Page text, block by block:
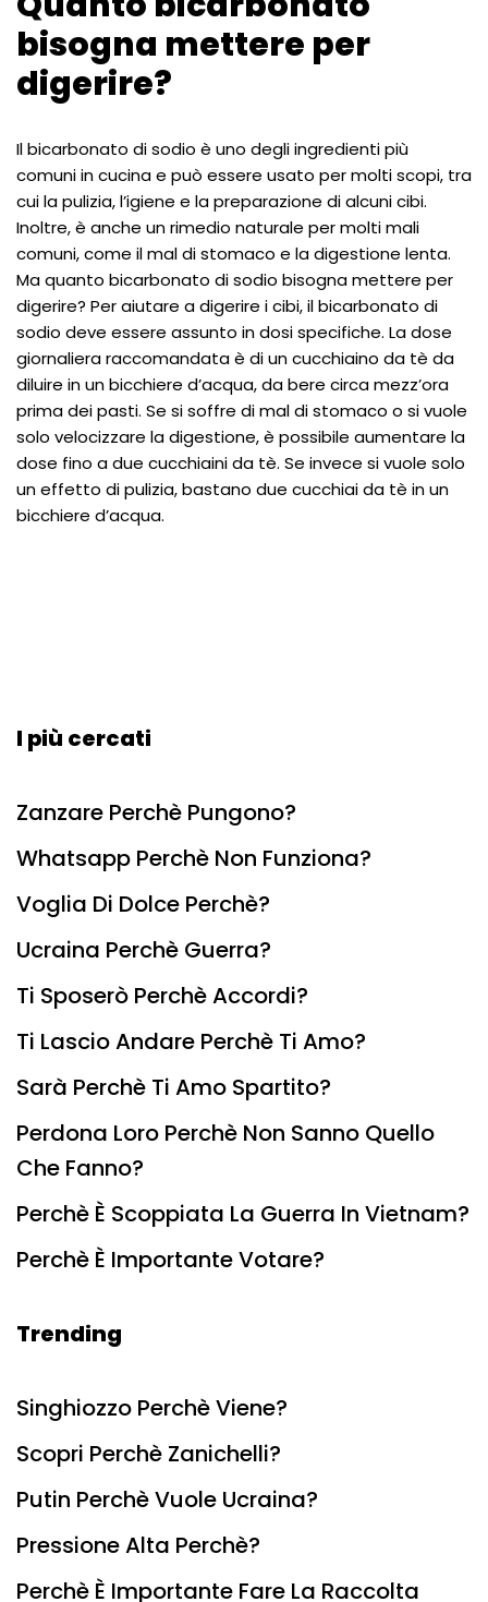
bisogna mettere per
digerire?
Il bicarbonato di sodio è uno degli ingredienti più
comuni in cucina e può essere usato per molti scopi, tra
cui la pulizia, l’igiene e la preparazione di alcuni cibi.
Inoltre, è anche un rimedio naturale per molti mali
comuni, come il mal di stomaco e la digestione lenta.
Ma quanto bicarbonato di sodio bisogna mettere per
digerire? Per aiutare a digerire i cibi, il bicarbonato di
sodio deve essere assunto in dosi specifiche. La dose
giornaliera raccomandata è di un cucchiaino da tè da
diluire in un bicchiere d’acqua, da bere circa mezz’ora
prima dei pasti. Se si soffre di mal di stomaco o si vuole
solo velocizzare la digestione, è possibile aumentare la
dose fino a due cucchiaini da tè. Se invece si vuole solo
un effetto di pulizia, bastano due cucchiai da tè in un
bicchiere d’acqua.
I più cercati
Zanzare Perchè Pungono?
Whatsapp Perchè Non Funziona?
Voglia Di Dolce Perchè?
Ucraina Perchè Guerra?
Ti Sposerò Perchè Accordi?
Ti Lascio Andare Perchè Ti Amo?
Sarà Perchè Ti Amo Spartito?
Perdona Loro Perchè Non Sanno Quello
Che Fanno?
Perchè È Scoppiata La Guerra In Vietnam?
Perchè È Importante Votare?
Trending
Singhiozzo Perchè Viene?
Scopri Perchè Zanichelli?
Putin Perchè Vuole Ucraina?
Pressione Alta Perchè?
Perchè È Importante Fare La Raccolta